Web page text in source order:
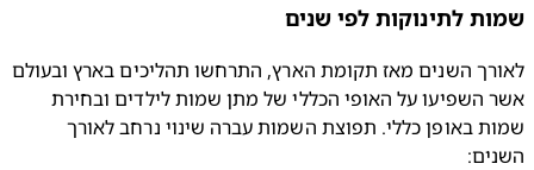
לתינוקות לפי שנים
לאורך השנים מאז תקומת הארץ, התרחשו תהליכים בארץ ובעולם
אשר השפיעו על האופי הכללי של מתן שמות לילדים ובחירת
שמות באופן כללי. תפוצת השמות עברה שינוי נרחב לאורך